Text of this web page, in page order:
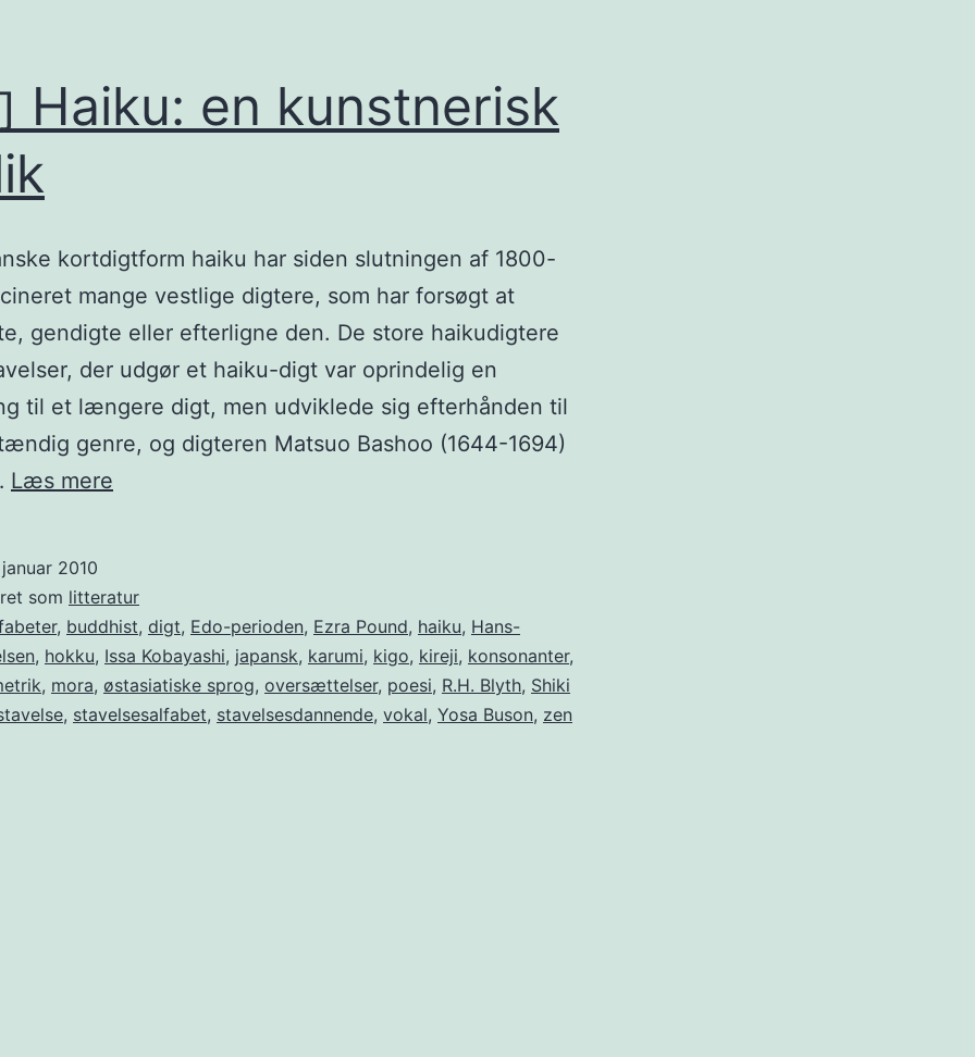
Haiku: en kunstnerisk
kortdigtform haiku har siden slutningen af 1800-
mange vestlige digtere, som har forsøgt at
gendigte eller efterligne den. De store haikudigtere
der udgør et haiku-digt var oprindelig en
til et længere digt, men udviklede sig efterhånden til
genre, og digteren Matsuo Bashoo (1644-1694)
Læs mere
en
kunstnerisk
replik
2010
som litteratur
, buddhist, digt, Edo-perioden, Ezra Pound, haiku, Hans-
, hokku, Issa Kobayashi, japansk, karumi, kigo, kireji, konsonanter,
, mora, østasiatiske sprog, oversættelser, poesi, R.H. Blyth, Shiki
, stavelsesalfabet, stavelsesdannende, vokal, Yosa Buson, zen